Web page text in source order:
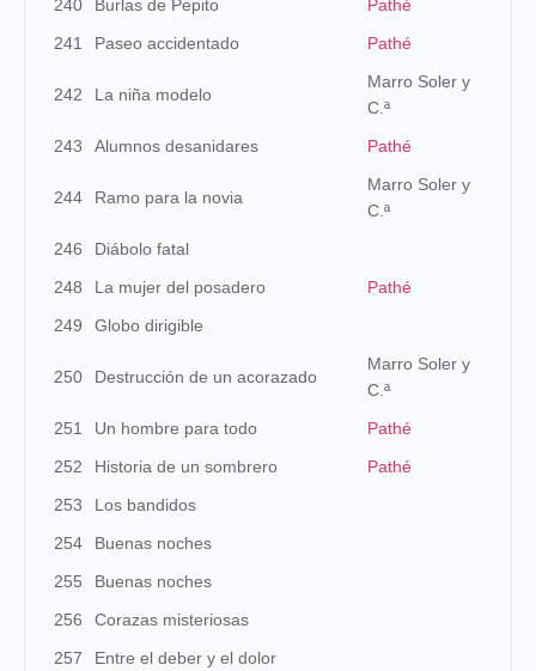
240 Burlas de Pepito
Pathé
241
Paseo accidentado Pathé
242 La niña modelo
Marro Soler y
C.ª
243
Alumnos desanidares Pathé
244 Ramo para la novia
Marro Soler y
C.ª
246
Diábolo fatal
248
La mujer del posadero
Pathé
249
Globo dirigible
250 Destrucción de un acorazado
Marro Soler y
C.ª
251
Un hombre para todo
Pathé
252
Historia de un sombrero
Pathé
253
Los bandidos
254
Buenas noches
255
Buenas noches
256
Corazas misteriosas
257
Entre el deber y el dolor